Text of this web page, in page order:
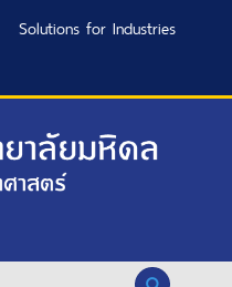
Solutions for Industries
Search